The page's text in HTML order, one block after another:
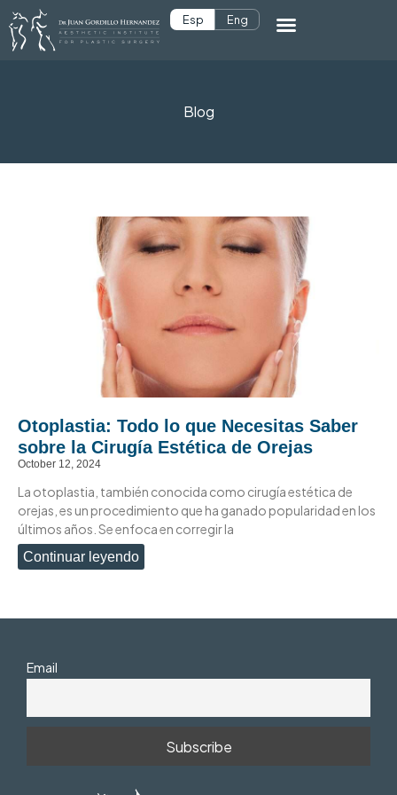
Esp Eng
Blog
Otoplastia: Todo lo que Necesitas Saber
sobre la Cirugía Estética de Orejas
October 12, 2024
La otoplastia, también conocida como cirugía estética de
orejas, es un procedimiento que ha ganado popularidad en los
últimos años. Se enfoca en corregir la
Continuar leyendo
Email